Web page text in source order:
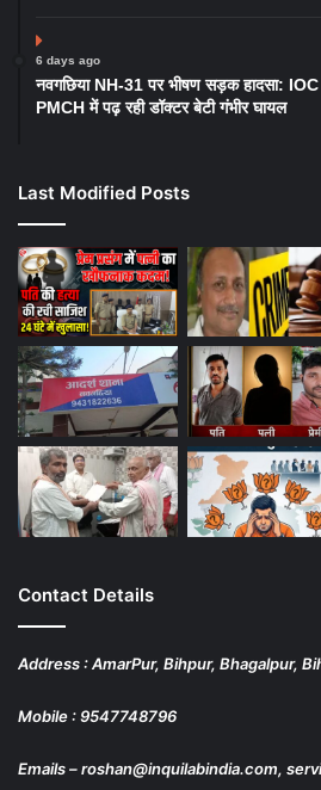
6 days ago
नवगछिया NH-31 पर भीषण सड़क हादसा: IOC
PMCH में पढ़ रही डॉक्टर बेटी गंभीर घायल
Last Modified Posts
Contact Details
Address : AmarPur, Bihpur, Bhagalpur,
Mobile : 9547748796
Emails – roshan@inquilabindia.com,